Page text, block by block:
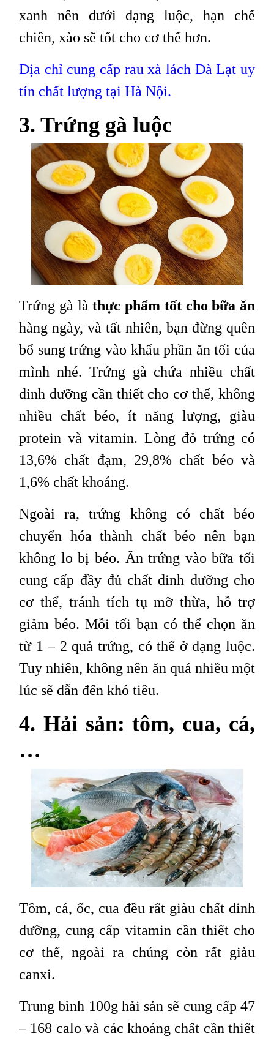
xanh nên dưới dạng luộc, hạn chế
chiên, xào sẽ tốt cho cơ thể hơn.
Địa chỉ cung cấp rau xà lách Đà Lạt uy
tín chất lượng tại Hà Nội.
3. Trứng gà luộc
Trứng gà làthực phẩm tốt cho bữa ăn
hàng ngày, và tất nhiên, bạn đừng quên
bổ sung trứng vào khẩu phần ăn tối của
mình nhé. Trứng gà chứa nhiều chất
dinh dưỡng cần thiết cho cơ thể, không
nhiều chất béo, ít năng lượng, giàu
protein và vitamin. Lòng đỏ trứng có
13,6% chất đạm, 29,8% chất béo và
1,6% chất khoáng.
Ngoài ra, trứng không có chất béo
chuyển hóa thành chất béo nên bạn
không lo bị béo. Ăn trứng vào bữa tối
cung cấp đầy đủ chất dinh dưỡng cho
cơ thể, tránh tích tụ mỡ thừa, hỗ trợ
giảm béo. Mỗi tối bạn có thể chọn ăn
từ 1 – 2 quả trứng, có thể ở dạng luộc.
Tuy nhiên, không nên ăn quá nhiều một
lúc sẽ dẫn đến khó tiêu.
4. Hải sản: tôm, cua, cá,
…
Tôm, cá, ốc, cua đều rất giàu chất dinh
dưỡng, cung cấp vitamin cần thiết cho
cơ thể, ngoài ra chúng còn rất giàu
canxi.
Trung bình 100g hải sản sẽ cung cấp 47
– 168 calo và các khoáng chất cần thiết